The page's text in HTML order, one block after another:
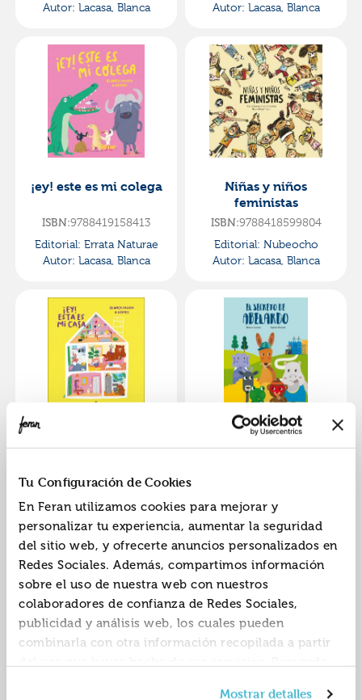
Tu Configuración de Cookies
En Feran utilizamos cookies para mejorar y
personalizar tu experiencia, aumentar la seguridad
del sitio web, y ofrecerte anuncios personalizados en
Redes Sociales. Además, compartimos información
sobre el uso de nuestra web con nuestros
colaboradores de confianza de Redes Sociales,
publicidad y análisis web, los cuales pueden
combinarla con otra información recopilada a partir
Mostrar detalles
Asteroide
Autor: Lacasa, Blanca
Autor: Lacasa, Blanca
¡ey! este es mi colega
ISBN:9788419158413
Editorial: Errata Naturae
Autor: Lacasa, Blanca
Niñas y niños
feministas
ISBN:9788418599804
Editorial: Nubeocho
Autor: Lacasa, Blanca
ISBN: 9788417800765
Autor: Lacasa, Blanca
El secreto de
Autor:Lacasa, Blanca
Ni guau ni miau